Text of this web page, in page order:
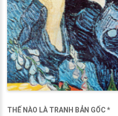
THẾ NÀO LÀ TRANH BẢN GỐC *